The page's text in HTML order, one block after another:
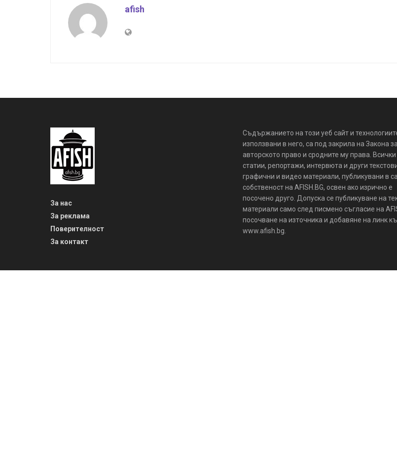
afish
За нас
За реклама
Поверителност
За контакт
Съдържанието на този уеб сайт и
използвани в него, са под закрила на Закона за
авторското право и сродните му права. Всички
статии, репортажи, интервюта и други
графични и видео материали, публикувани в
собственост на AFISH.BG, освен ако изрично е
посочено друго. Допуска се публикуване на
материали само след писмено съгласие на
посочване на източника и добавяне на линк
www.afish.bg.